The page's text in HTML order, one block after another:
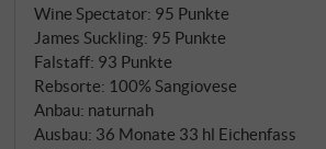
Wine Spectator: 95 Punkte
James Suckling: 95 Punkte
Falstaff: 93 Punkte
Rebsorte: 100% Sangiovese
Anbau: naturnah
Ausbau: 36 Monate 33 hl Eichenfass